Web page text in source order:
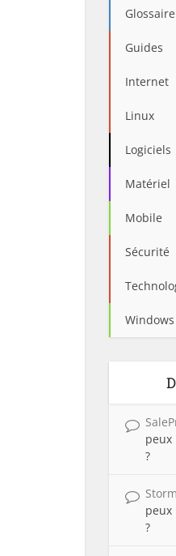
Glossaire
Guides
Internet
Linux
Logiciels
Matériel
Mobile
Sécurité
Windows
peux
?
peux
?